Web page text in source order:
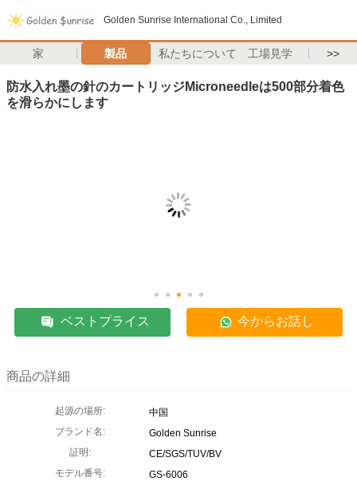
Golden Sunrise International Co., Limited
家 製品 私たちについて 工場見学 >>
防水入れ墨の針のカートリッジMicroneedleは500部分着色
を滑らかにします
ベストプライス 今からお話し
商品の詳細
起源の場所:
中国
ブランド名:
Golden Sunrise
証明:
CE/SGS/TUV/BV
モデル番号:
GS-6006